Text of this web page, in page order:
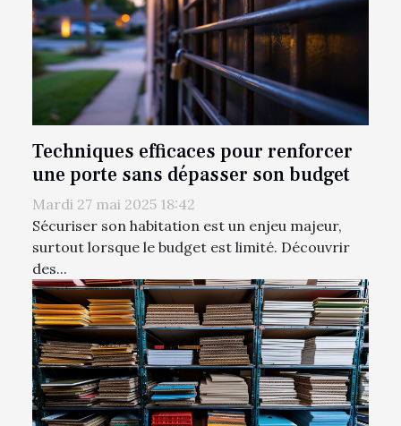
Techniques efficaces pour renforcer
une porte sans dépasser son budget
Mardi 27 mai 2025 18:42
Sécuriser son habitation est un enjeu majeur,
surtout lorsque le budget est limité. Découvrir
des...